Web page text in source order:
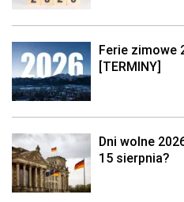
Ferie zimowe
[TERMINY]
Dni wolne
15 sierpnia?